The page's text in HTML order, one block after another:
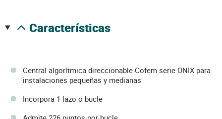
características
Central algorítmica direccionable Cofem serie ONIX para
instalaciones pequeñas y medianas
Incorpora 1 lazo o bucle